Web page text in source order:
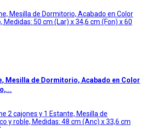
Mesilla de Dormitorio, Acabado en Color